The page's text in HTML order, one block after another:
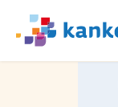
naar
We
zijn